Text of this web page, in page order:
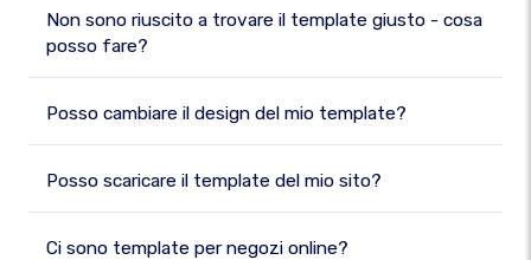
Non sono riuscito a trovare il template giusto - cosa
posso fare?
Posso cambiare il design del mio template?
Posso scaricare il template del mio sito?
Ci sono template per negozi online?